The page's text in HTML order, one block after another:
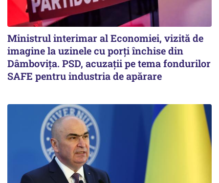
Ministrul interimar al Economiei, vizită de
imagine la uzinele cu porți închise din
Dâmbovița. PSD, acuzații pe tema fondurilor
SAFE pentru industria de apărare